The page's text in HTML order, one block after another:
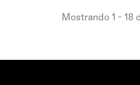
Mostrando 1 - 18